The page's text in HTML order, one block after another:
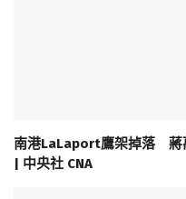
南港LaLaport鷹架掉落 蔣
| 中央社 CNA